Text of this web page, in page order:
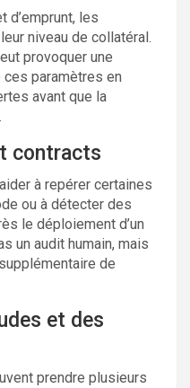
d’emprunt, les
niveau de collatéral.
provoquer une
ces paramètres en
avant que la
contracts
à repérer certaines
ou à détecter des
le déploiement d’un
un audit humain, mais
de
et des
prendre plusieurs